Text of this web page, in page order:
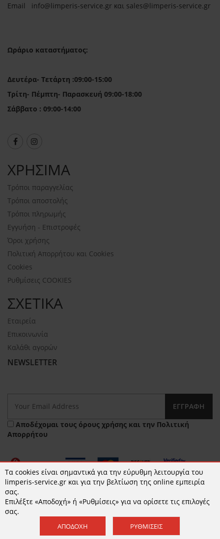
Email info@limperis-service.gr και sales@limperis-service.gr
Ωράριο καταστήματος:
Δευτέρα- Τετάρτη :09:00-15:00
Τρίτη- Πέμπτη- Παρασκευή 09:00-18:00
Σάββατο : 09:00-14:00
ΧΡΗΣΙΜΑ
Τρόποι παραγγελίας
Τρόποι αποστολής
Τρόποι πληρωμής
Εγγυήση - Επιστροφές
Όροι χρήσης
Πολιτική Απορρήτου και Cookies
Cookies
Ρυθμίσεις COOKIES
ΣΧΕΤΙΚΑ
Εταιρεία
Επικοινωνία
Καλάθι αγορών
NEWSLETTER
ΕΓΓΡΑΦΉ
Αποδέχομαι τους όρους χρήσης και την Πολιτική
Απορρήτου
© 2026 limperis-service.gr | Κατασκευή ιστοσελίδων -
www.qualityweb.gr
Τα cookies είναι σημαντικά για την εύρυθμη λειτουργία του
limperis-service.gr και για την βελτίωση της online εμπειρία
σας.
Επιλέξτε «Αποδοχή» ή «Ρυθμίσεις» για να ορίσετε τις επιλογές
σας.
ΑΠΟΔΟΧΉ ΡΥΘΜΊΣΕΙΣ